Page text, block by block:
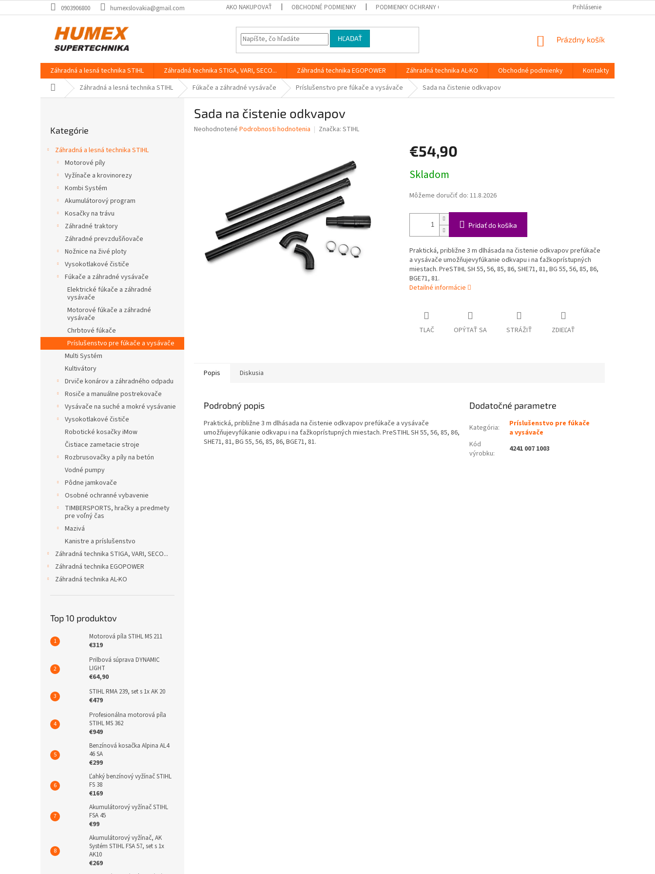
na
0903906800 humexslovakia@gmail.com AKO NAKUPOVAŤ OBCHODNÉ PODMIENKY PODMIENKY OCHRANY OSOBNÝCH ÚDAJOV Prihlásenie
HĽADAŤ
NÁKUPNÝ
Prázdny košík
Záhradná a lesná technika STIHL Záhradná technika STIGA, VARI, SECO... Záhradná technika EGOPOWER Záhradná technika AL-KO Obchodné podmienky
Kontakty
Domov Záhradná a lesná technika STIHL Fúkače a záhradné vysávače Príslušenstvo pre fúkače a vysávače Sada na čistenie odkvapov
kategórie
Kategórie
Záhradná a lesná technika STIHL
Motorové píly
Vyžínače a krovinorezy
Kombi Systém
Akumulátorový program
Kosačky na trávu
Záhradné traktory
Záhradné prevzdušňovače
Nožnice na živé ploty
Vysokotlakové čističe
Fúkače a záhradné vysávače
Elektrické fúkače a záhradné
vysávače
Motorové fúkače a záhradné
vysávače
Chrbtové fúkače
Príslušenstvo pre fúkače a vysávače
Multi Systém
Kultivátory
Drviče konárov a záhradného odpadu
Rosiče a manuálne postrekovače
Vysávače na suché a mokré vysávanie
Vysokotlakové čističe
Robotické kosačky iMow
Čistiace zametacie stroje
Rozbrusovačky a píly na betón
Vodné pumpy
Pôdne jamkovače
Osobné ochranné vybavenie
TIMBERSPORTS, hračky a predmety
pre voľný čas
Mazivá
Kanistre a príslušenstvo
Záhradná technika STIGA, VARI, SECO...
Záhradná technika EGOPOWER
Záhradná technika AL-KO
Top 10 produktov
Motorová píla STIHL MS 211
€319
Prilbová súprava DYNAMIC
LIGHT
€64,90
STIHL RMA 239, set s 1x AK 20
€479
Profesionálna motorová píla
STIHL MS 362
€949
Benzínová kosačka Alpina AL4
46 SA
€299
Ľahký benzínový vyžínač STIHL
FS 38
€169
Akumulátorový vyžínač STIHL
FSA 45
€99
Akumulátorový vyžínač, AK
Systém STIHL FSA 57, set s 1x
AK10
€269
Sada na čistenie odkvapov
Priemerné
Neohodnotené Podrobnosti hodnotenia Značka: STIHL
€54,90
cena:
Skladom
Môžeme doručiť do: 11.8.2026
Pridať do košíka
Praktická, približne 3 m dlhásada na čistenie odkvapov prefúkače
a vysávače umožňujevyfúkanie odkvapu i na ťažkoprístupných
miestach. PreSTIHL SH 55, 56, 85, 86, SHE71, 81, BG 55, 56, 85, 86,
BGE71, 81.
Detailné informácie
TLAČ OPÝTAŤ SA STRÁŽIŤ ZDIEĽAŤ
Popis Diskusia
Podrobný popis
Praktická, približne 3 m dlhásada na čistenie odkvapov prefúkače a vysávače
umožňujevyfúkanie odkvapu i na ťažkoprístupných miestach. PreSTIHL SH 55, 56, 85, 86,
SHE71, 81, BG 55, 56, 85, 86, BGE71, 81.
Dodatočné parametre
Kategória:
Príslušenstvo pre fúkače
a vysávače
Kód
výrobku: 4241 007 1003